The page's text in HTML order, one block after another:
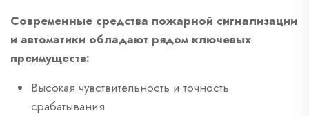
Современные средства пожарной сигнализации
и автоматики обладают рядом ключевых
преимуществ:
Высокая чувствительность и точность
срабатывания